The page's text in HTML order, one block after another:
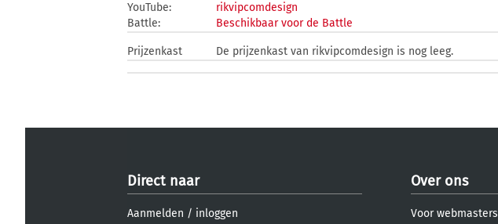
YouTube:
rikvipcomdesign
Battle:
Beschikbaar voor de Battle
Prijzenkast De prijzenkast van rikvipcomdesign is nog leeg.
Direct naar
Aanmelden / inloggen
Over ons
Voor webmasters